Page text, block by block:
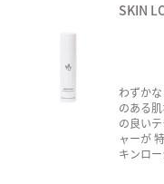
SKIN
わずか
のある
の良い
ャーが